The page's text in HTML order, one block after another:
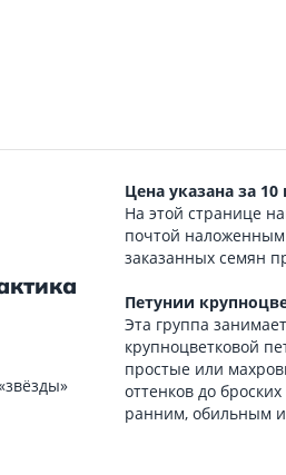
Цена указана за
На этой странице
почтой
заказанных семян
Петунии
Эта группа
крупноцветковой
простые или
оттенков до
ранним, обильным